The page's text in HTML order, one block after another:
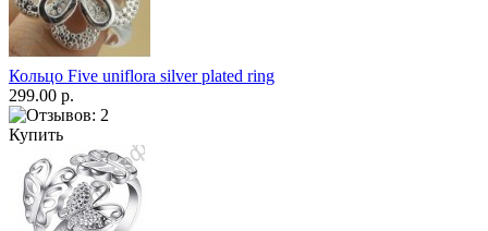
Кольцо Five uniflora silver plated ring
299.00 р.
Купить